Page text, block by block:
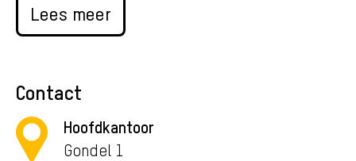
Lees meer
Contact
Hoofdkantoor
Gondel 1